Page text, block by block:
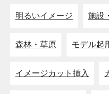
明るいイメージ 施設
森林・草原 モデル起
イメージカット挿入